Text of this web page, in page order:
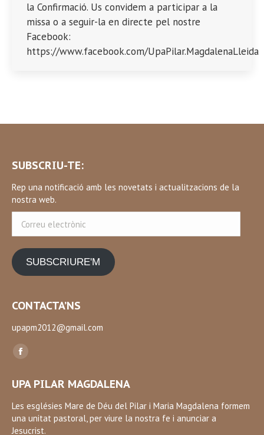
la Confirmació. Us convidem a participar a la
missa o a seguir-la en directe pel nostre
Facebook:
https://www.facebook.com/UpaPilar.MagdalenaLleida
SUBSCRIU-TE:
Rep una notificació amb les novetats i actualitzacions de la
nostra web.
electrònic
SUBSCRIURE'M
CONTACTA’NS
upapm2012@gmail.com
Find us on:
Facebook
opens
in
new
UPA PILAR MAGDALENA
Les esglésies Mare de Déu del Pilar i Maria Magdalena formem
una unitat pastoral, per viure la nostra fe i anunciar a
Jesucrist.